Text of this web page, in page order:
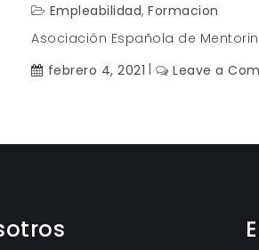
Empleabilidad, Formacion
Asociación Española de
febrero 4, 2021
Leave a